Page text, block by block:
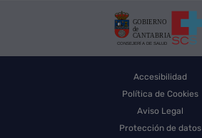
Accesibilidad
Política de Cookies
Aviso Legal
Protección de datos